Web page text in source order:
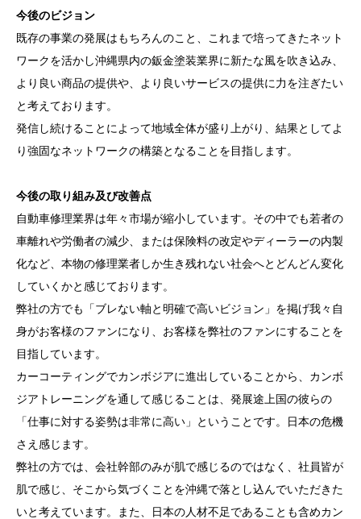
今後のビジョン
既存の事業の発展はもちろんのこと、これまで培ってきたネット
ワークを活かし沖縄県内の鈑金塗装業界に新たな風を吹き込み、
より良い商品の提供や、より良いサービスの提供に力を注ぎたい
と考えております。
発信し続けることによって地域全体が盛り上がり、結果としてよ
り強固なネットワークの構築となることを目指します。
今後の取り組み及び改善点
自動車修理業界は年々市場が縮小しています。その中でも若者の
車離れや労働者の減少、または保険料の改定やディーラーの内製
化など、本物の修理業者しか生き残れない社会へとどんどん変化
していくかと感じております。
弊社の方でも「ブレない軸と明確で高いビジョン」を掲げ我々自
身がお客様のファンになり、お客様を弊社のファンにすることを
目指しています。
カーコーティングでカンボジアに進出していることから、カンボ
ジアトレーニングを通して感じることは、発展途上国の彼らの
「仕事に対する姿勢は非常に高い」ということです。日本の危機
さえ感じます。
弊社の方では、会社幹部のみが肌で感じるのではなく、社員皆が
肌で感じ、そこから気づくことを沖縄で落とし込んでいただきた
いと考えています。また、日本の人材不足であることも含めカン